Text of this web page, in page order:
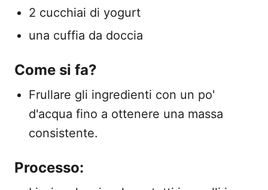
2 cucchiai di yogurt
una cuffia da doccia
Come si fa?
Frullare gli ingredienti con un po'
d'acqua fino a ottenere una massa
consistente.
Processo: